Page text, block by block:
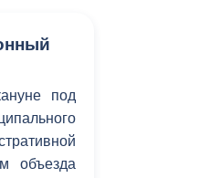
Луиза
Георгий,
под
объезда